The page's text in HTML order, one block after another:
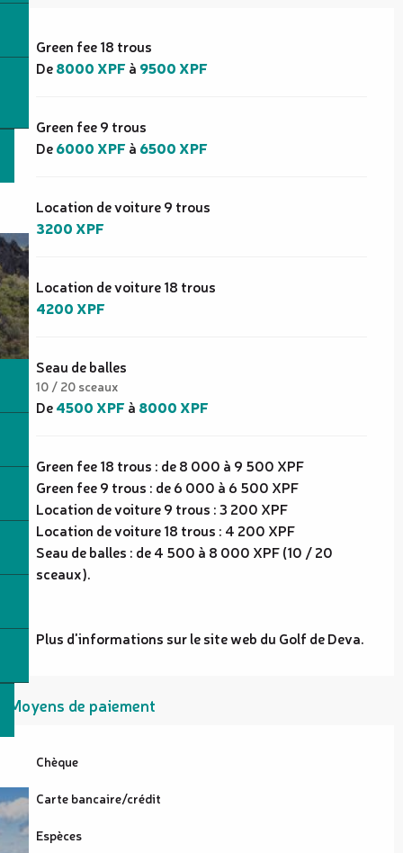
Tarifs 2026
Green fee 18 trous
De8000 XPFà 9500 XPF
Green fee 9 trous
De6000 XPFà 6500 XPF
Location de voiture 9 trous
3200 XPF
Location de voiture 18 trous
4200 XPF
Seau de balles
10 / 20 sceaux
De4500 XPFà 8000 XPF
Green fee 18 trous : de 8 000 à 9 500 XPF
Green fee 9 trous : de 6 000 à 6 500 XPF
Location de voiture 9 trous : 3 200 XPF
Location de voiture 18 trous : 4 200 XPF
Seau de balles : de 4 500 à 8 000 XPF (10 / 20
sceaux).
Plus d'informations sur le site web du Golf de Deva.
Moyens de paiement
Chèque
Carte bancaire/crédit
Espèces